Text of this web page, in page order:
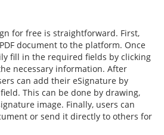
for free is straightforward. First,
document to the platform. Once
fill in the required fields by clicking
necessary information. After
can add their eSignature by
This can be done by drawing,
image. Finally, users can
or send it directly to others for